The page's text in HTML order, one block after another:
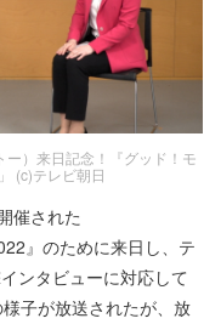
ー）来日記念！『グッド！モ
(c)テレビ朝日
催された
』のために来日し、テ
ンタビューに対応して
子が放送されたが、放